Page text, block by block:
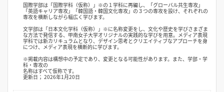
国際学部は「国際学科（仮称）」※の１学科に再編し、「グローバル共生専攻」
「英語キャリア専攻」「韓国語・韓国文化専攻」の３つの専攻を設け、それぞれの
専攻を横断しながら幅広く学びます。
文学部は「日本文化学科（仮称）」※に名称変更をし、文化や歴史を学びさまざま
な方法で発信する、甲南女子大学オリジナルの実践的な学びを用意。メディア表現
学科では新カリキュラムとなり、デザイン思考とクリエイティブなアプローチを身
につけ、メディア表現を横断的に学びます。
※掲載内容は構想中の予定であり、変更となる可能性があります。また、学部・学
科・専攻の
名称はすべて仮称です。
更新日； 2026年1月20日